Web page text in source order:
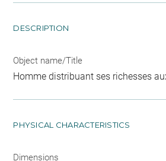
DESCRIPTION
Object name/Title
Homme distribuant ses richesses
PHYSICAL CHARACTERISTICS
Dimensions